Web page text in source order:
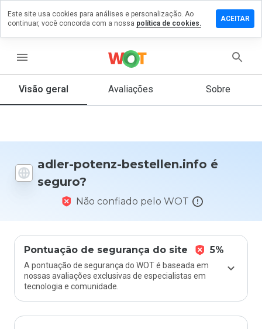
menu
Visão geral Avaliações Sobre
adler-potenz-bestellen.info é
seguro?
Não confiado pelo WOT
Pontuação de segurança do site 5%
A pontuação de segurança do WOT é baseada em
nossas avaliações exclusivas de especialistas em
tecnologia e comunidade.
um
a 5,
você
daria
Este site usa cookies para análises e personalização. Ao
continuar, você concorda com a nossa política de cookies.
ACEITAR